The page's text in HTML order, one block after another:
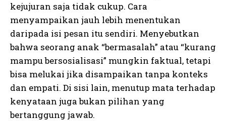
kejujuran saja tidak cukup. Cara
menyampaikan jauh lebih menentukan
daripada isi pesan itu sendiri. Menyebutkan
bahwa seorang anak “bermasalah” atau “kurang
mampu bersosialisasi” mungkin faktual, tetapi
bisa melukai jika disampaikan tanpa konteks
dan empati. Di sisi lain, menutup mata terhadap
kenyataan juga bukan pilihan yang
bertanggung jawab.